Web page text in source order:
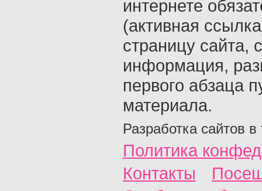
интернете
(активная
страницу сайта,
информация,
первого абзаца
материала.
Разработка сайтов в
Политика
Контакты